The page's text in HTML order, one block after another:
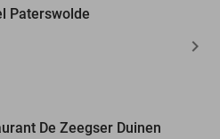
Paterswolde
De Zeegser Duinen